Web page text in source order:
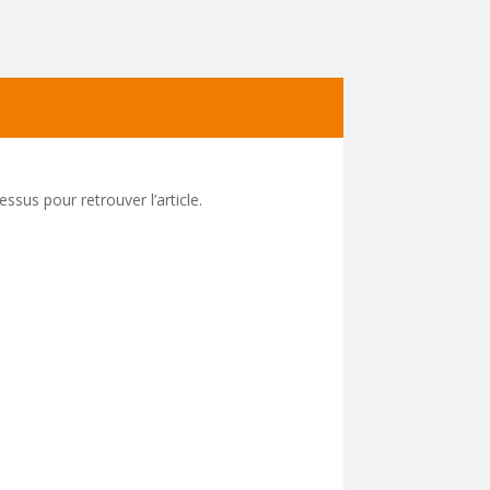
pour retrouver l’article.